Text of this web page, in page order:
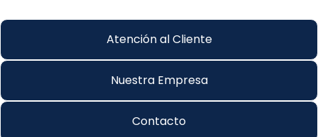
Atención al Cliente
Nuestra Empresa
Contacto